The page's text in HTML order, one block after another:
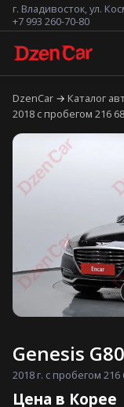
г. Владивосток, ул.
+7 993 260-70-80
DzenCar Каталог
2018 с пробегом 216
Genesis G80
2018 г. с пробегом 216
Цена в Корее